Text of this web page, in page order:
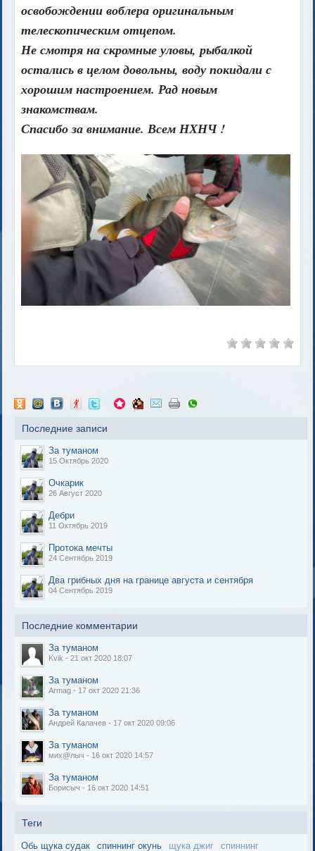
освобождении воблера оригинальным
телескопическим отцепом.
Не смотря на скромные уловы, рыбалкой
остались в целом довольны, воду покидали с
хорошим настроением. Рад новым
знакомствам.
Спасибо за внимание. Всем НХНЧ !
Последние записи
За туманом
15 Октябрь 2020
Очкарик
26 Август 2020
Дебри
11 Октябрь 2019
Протока мечты
24 Сентябрь 2019
Два грибных дня на границе августа и сентября
04 Сентябрь 2019
Последние комментарии
За туманом
Kvik - 21 окт 2020 18:07
За туманом
Armag - 17 окт 2020 21:36
За туманом
Андрей Калачев - 17 окт 2020 09:06
За туманом
мих@лыч - 16 окт 2020 14:57
За туманом
Борисыч - 16 окт 2020 14:51
Теги
Обь щука судак спиннинг окунь щука джиг
спиннинг